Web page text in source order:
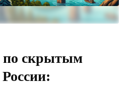
по скрытым